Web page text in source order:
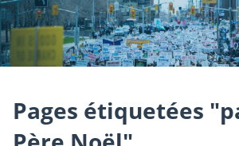
Agir
Boutique
Pages étiquetées